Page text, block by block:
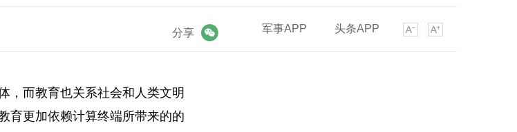
军事APP 头条APP
分享
，而教育也关系社会和人类文明
育更加依赖计算终端所带来的的